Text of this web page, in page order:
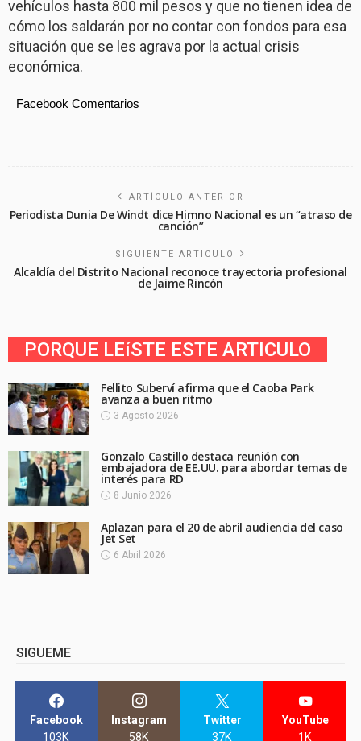
vehículos hasta 800 mil pesos y que no tienen idea de
cómo los saldarán por no contar con fondos para esa
situación que se les agrava por la actual crisis
económica.
Facebook Comentarios
ARTÍCULO ANTERIOR
Periodista Dunia De Windt dice Himno Nacional es un “atraso de
canción”
SIGUIENTE ARTICULO
Alcaldía del Distrito Nacional reconoce trayectoria profesional
de Jaime Rincón
PORQUE LEíSTE ESTE ARTICULO
Fellito Suberví afirma que el Caoba Park
avanza a buen ritmo
3 Agosto 2026
Gonzalo Castillo destaca reunión con
embajadora de EE.UU. para abordar temas de
interés para RD
8 Junio 2026
Aplazan para el 20 de abril audiencia del caso
Jet Set
6 Abril 2026
SIGUEME
Facebook
103K
Instagram
58K
Twitter
37K
YouTube
1K